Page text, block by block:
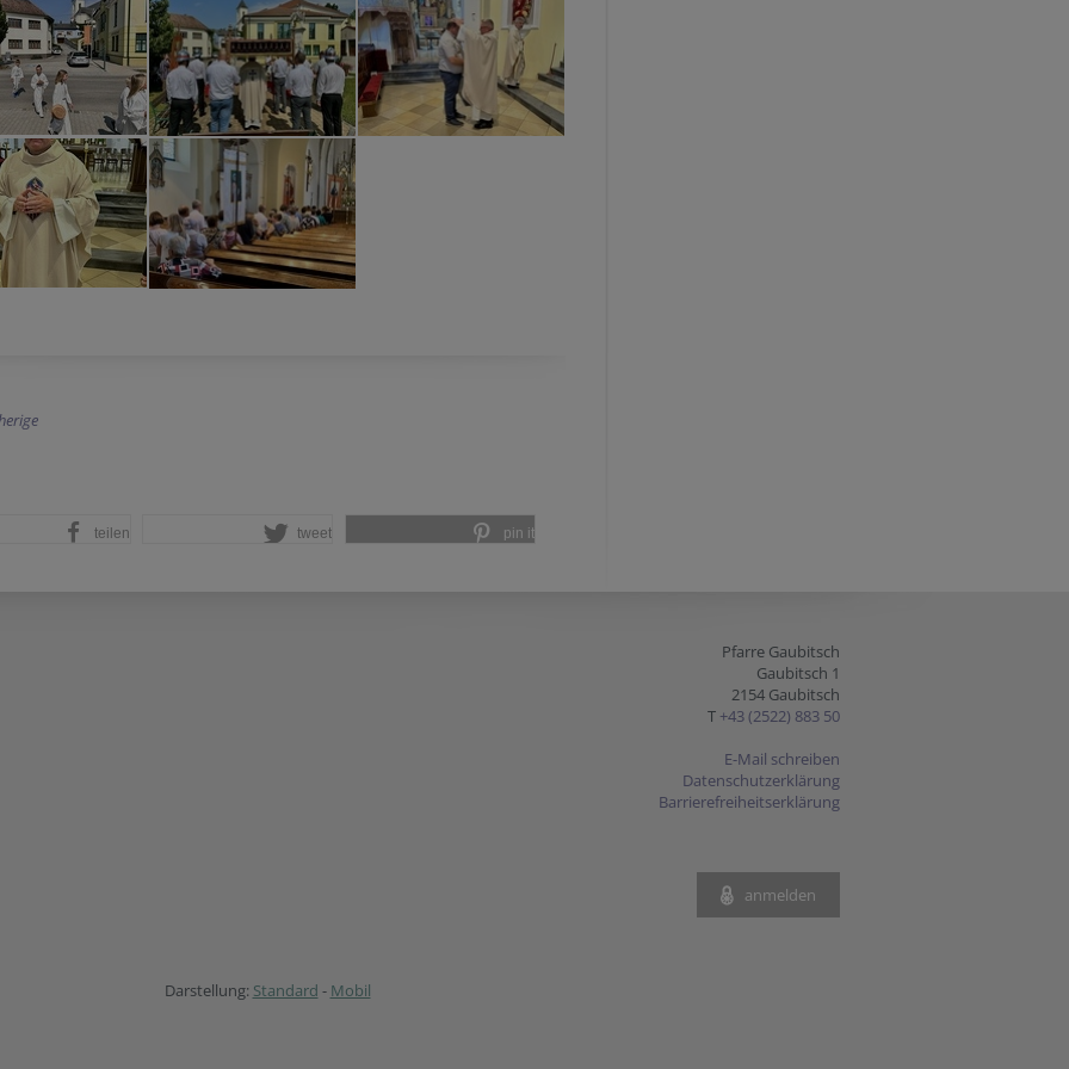
teilen tweet pin it
Pfarre Gaubitsch
Gaubitsch 1
2154 Gaubitsch
T +43 (2522) 883 50
E-Mail schreiben
Datenschutzerklärung
Barrierefreiheitserklärung
anmelden
Darstellung: Standard - Mobil